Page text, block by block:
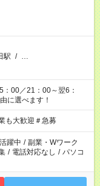
駅 / …
00／21：00～翌6：
由に選べます！
も大歓迎＃急募
躍中 / 副業・Wワーク
/ 電話対応なし / パソコ